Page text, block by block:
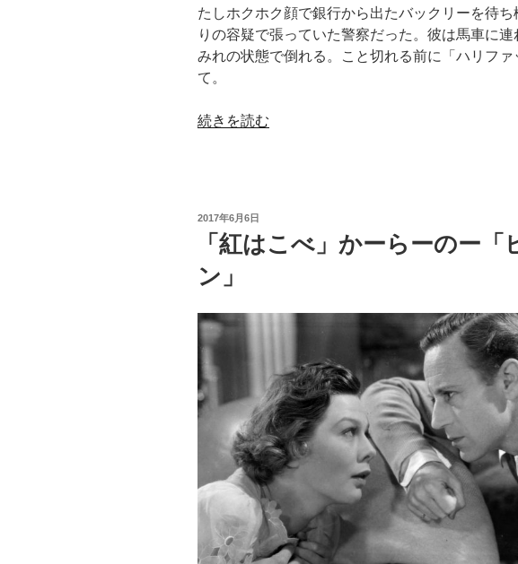
パ
ー
ネ
ル」
記
たしホクホク顔で銀行から出たバックリーを待
りの容疑で張っていた警察だった。彼は馬車に連
みれの状態で倒れる。こと切れる前に「ハリファ
て。
“新
ー
ム
#6
裏
り”
の
続きを読む
投
日:
2017年6月6日
「紅はこべ」かーらーのー「
ン」